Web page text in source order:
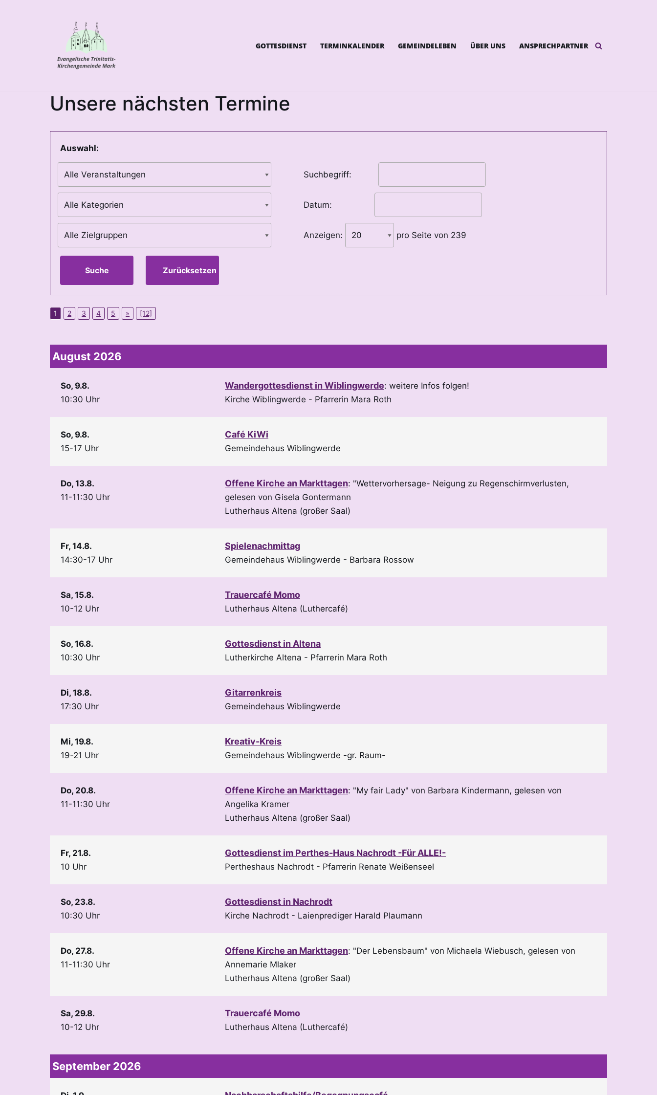
GOTTESDIENST TERMINKALENDER GEMEINDELEBEN ÜBER UNS ANSPRECHPARTNER
Unsere nächsten Termine
Auswahl:
Suchbegriff:
Datum:
Anzeigen: pro Seite von 239
Suche Zurücksetzen
1 2 3 4 5 » [12]
August 2026
So, 9.8.
10:30 Uhr
Wandergottesdienst in Wiblingwerde: weitere Infos folgen!
Kirche Wiblingwerde
Pfarrerin Mara Roth
So, 9.8.
15-17 Uhr
Café KiWi
Gemeindehaus Wiblingwerde
Do, 13.8.
11-11:30 Uhr
Offene Kirche an Markttagen: "Wettervorhersage- Neigung zu Regenschirmverlusten,
gelesen von Gisela Gontermann
Lutherhaus Altena (großer Saal)
Fr, 14.8.
14:30-17 Uhr
Spielenachmittag
Gemeindehaus Wiblingwerde Barbara Rossow
Sa, 15.8.
10-12 Uhr
Trauercafé Momo
Lutherhaus Altena (Luthercafé)
So, 16.8.
10:30 Uhr
Gottesdienst in Altena
Lutherkirche Altena Pfarrerin Mara Roth
Di, 18.8.
17:30 Uhr
Gitarrenkreis
Gemeindehaus Wiblingwerde
Mi, 19.8.
19-21 Uhr
Kreativ-Kreis
Gemeindehaus Wiblingwerde -gr. Raum-
Do, 20.8.
11-11:30 Uhr
Offene Kirche an Markttagen: "My fair Lady" von Barbara Kindermann, gelesen von
Angelika Kramer
Lutherhaus Altena (großer Saal)
Fr, 21.8.
10 Uhr
Gottesdienst im Perthes-Haus Nachrodt -Für ALLE!-
Pertheshaus Nachrodt Pfarrerin Renate Weißenseel
So, 23.8.
10:30 Uhr
Gottesdienst in Nachrodt
Kirche Nachrodt Laienprediger Harald Plaumann
Do, 27.8.
11-11:30 Uhr
Offene Kirche an Markttagen: "Der Lebensbaum" von Michaela Wiebusch, gelesen von
Annemarie Mlaker
Lutherhaus Altena (großer Saal)
Sa, 29.8.
10-12 Uhr
Trauercafé Momo
Lutherhaus Altena (Luthercafé)
September 2026